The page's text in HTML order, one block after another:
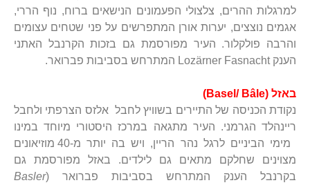
למרגלות ההרים, צלצולי הפעמונים הנישאים ברוח, נוף הררי,
אגמים נוצצים, יערות אורן המתפרשים על פני שטחים עצומים
והרבה פולקלור. העיר מפורסמת גם בזכות הקרנבל האתני
הענק Lozärner Fasnacht המתרחש בסביבות פברואר.
באזל (Basel/ Bâle)
נקודת הכניסה של התיירים בשוויץ לחבל אלזס הצרפתי ולחבל
ריינהלד הגרמני. העיר מתגאה במרכז היסטורי מיוחד במינו
מימי הביניים לרגל נהר הריין, ויש בה יותר מ-40 מוזיאונים
מצוינים שחלקם מתאים גם לילדים. באזל מפורסמת גם
בקרנבל הענק המתרחש בסביבות פברואר (Basler